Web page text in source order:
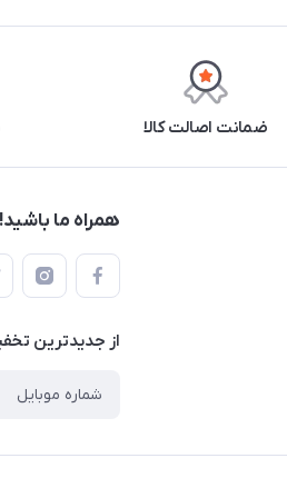
ضمانت اصالت کالا
همراه ما باشید!
از جدید‌ترین